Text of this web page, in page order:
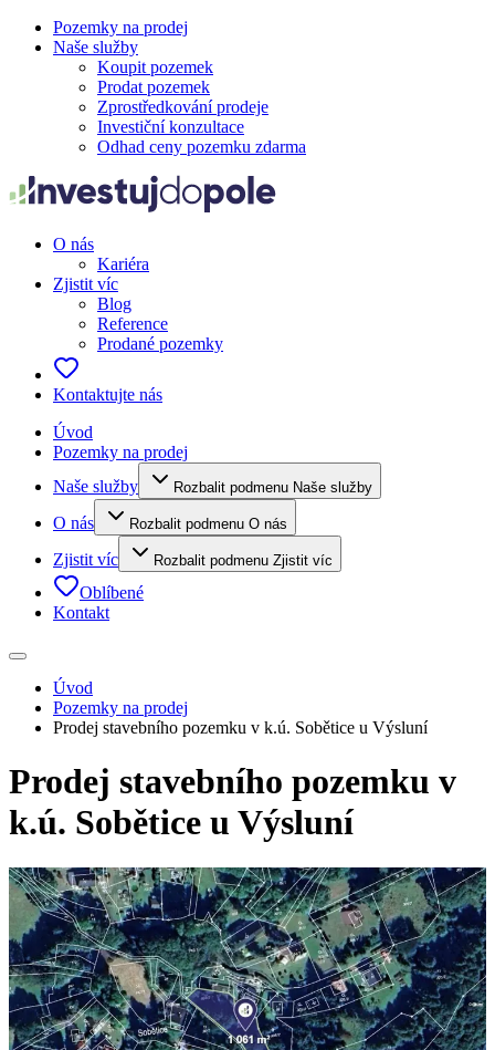
Pozemky na prodej
Naše služby
Koupit pozemek
Prodat pozemek
Zprostředkování prodeje
Investiční konzultace
Odhad ceny pozemku zdarma
O nás
Kariéra
Zjistit víc
Blog
Reference
Prodané pozemky
Kontaktujte nás
Úvod
Pozemky na prodej
Naše služby
Rozbalit podmenu Naše služby
O nás Rozbalit podmenu O nás
Zjistit víc Rozbalit podmenu Zjistit víc
Oblíbené
Kontakt
Úvod
Pozemky na prodej
Prodej stavebního pozemku v k.ú. Sobětice u Výsluní
Prodej stavebního pozemku v
k.ú. Sobětice u Výsluní